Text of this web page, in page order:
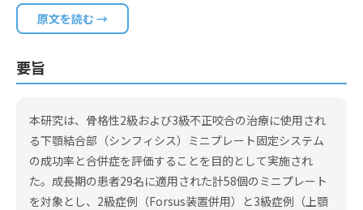
原文を読む →
要旨
本研究は、骨格性2級および3級不正咬合の治療に使用され
る下顎結合部（シンフィシス）ミニプレート固定システム
の成功率と合併症を評価することを目的として実施され
た。成長期の患者29名に適用された計58個のミニプレート
を対象とし、2級症例（Forsus装置併用）と3級症例（上顎